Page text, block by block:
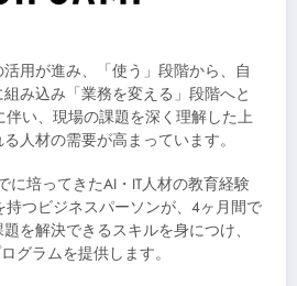
用が進み、「使う」段階から、自
み込み「業務を変える」段階へと
い、現場の課題を深く理解した上
人材の需要が高まっています。
に培ってきたAI・IT人材の教育経験
持つビジネスパーソンが、4ヶ月間で
を解決できるスキルを身につけ、
グラムを提供します。